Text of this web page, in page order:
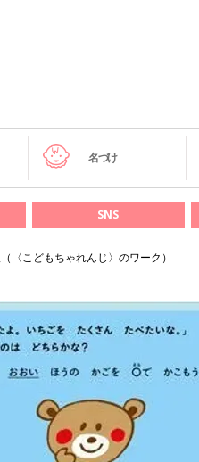
名づけ
SNS
〈こどもちゃれんじ〉のワーク）